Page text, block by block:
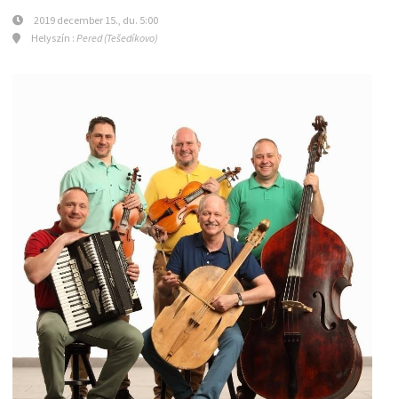
2019 december 15., du. 5:00
Helyszín : Pered (Tešedíkovo)